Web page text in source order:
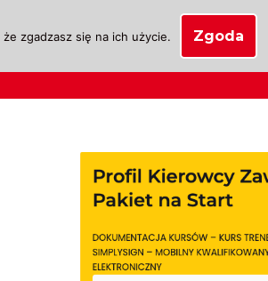
zgadzasz się na ich użycie. Zgoda